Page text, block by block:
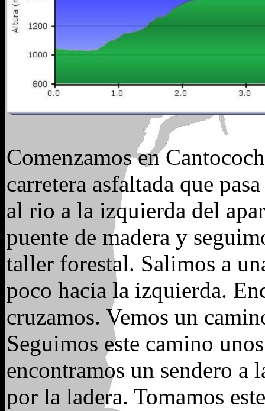
Comenzamos en
carretera asfaltada que
al rio a la izquierda del
puente de madera y
taller forestal. Salimos a
poco hacia la izquierda.
cruzamos. Vemos un
Seguimos este camino
encontramos un sendero a
por la ladera. Tomamos